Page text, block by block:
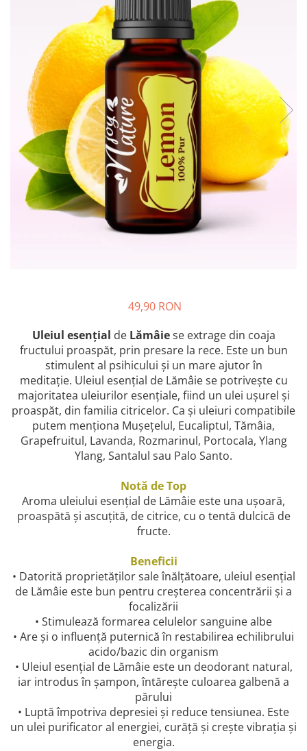
Rose - instrumentul iubirii
Chakrele si Uleiurile Esentiale
Arome tomnatice pentru încălzirea
sufletului
Uleiul esențial de Ravintsara
Lună plină, bine ai revenit, te simt
Uleiul esenţial de Tămâie
Cum integrăm uleiurile esențiale în
viața de zi cu zi ?
8 Mituri despre uleiurile esențiale
Crăciun iubit, bine ai venit!
TOP 6 uleiuri Esentiale pentru a
Imbratiseaza Toamna
Aromele Sarbatorilor de Iarna
Self love* In Asteptarea Soarelui
Pericole_vs_beneficii
49,90 RON
Uleiul esențial de Lămâiese extrage din coaja
fructului proaspăt, prin presare la rece. Este un bun
stimulent al psihicului și un mare ajutor în
meditație. Uleiul esențial de Lămâie se potrivește cu
majoritatea uleiurilor esențiale, fiind un ulei ușurel și
proaspăt, din familia citricelor. Ca și uleiuri compatibile
putem menționa Mușețelul, Eucaliptul, Tămâia,
Grapefruitul, Lavanda, Rozmarinul, Portocala, Ylang
Ylang, Santalul sau Palo Santo.
Notă de Top
Aroma uleiului esențial de Lămâie este una ușoară,
proaspătă și ascuțită, de citrice, cu o tentă dulcică de
fructe.
Beneficii
• Datorită proprietăților sale înălțătoare, uleiul esențial
de Lămâie este bun pentru creșterea concentrării și a
focalizării
• Stimulează formarea celulelor sanguine albe
• Are și o influență puternică în restabilirea echilibrului
acido/bazic din organism
• Uleiul esențial de Lămâie este un deodorant natural,
iar introdus în șampon, întărește culoarea galbenă a
părului
• Luptă împotriva depresiei și reduce tensiunea. Este
un ulei purificator al energiei, curăță și crește vibrația și
energia.